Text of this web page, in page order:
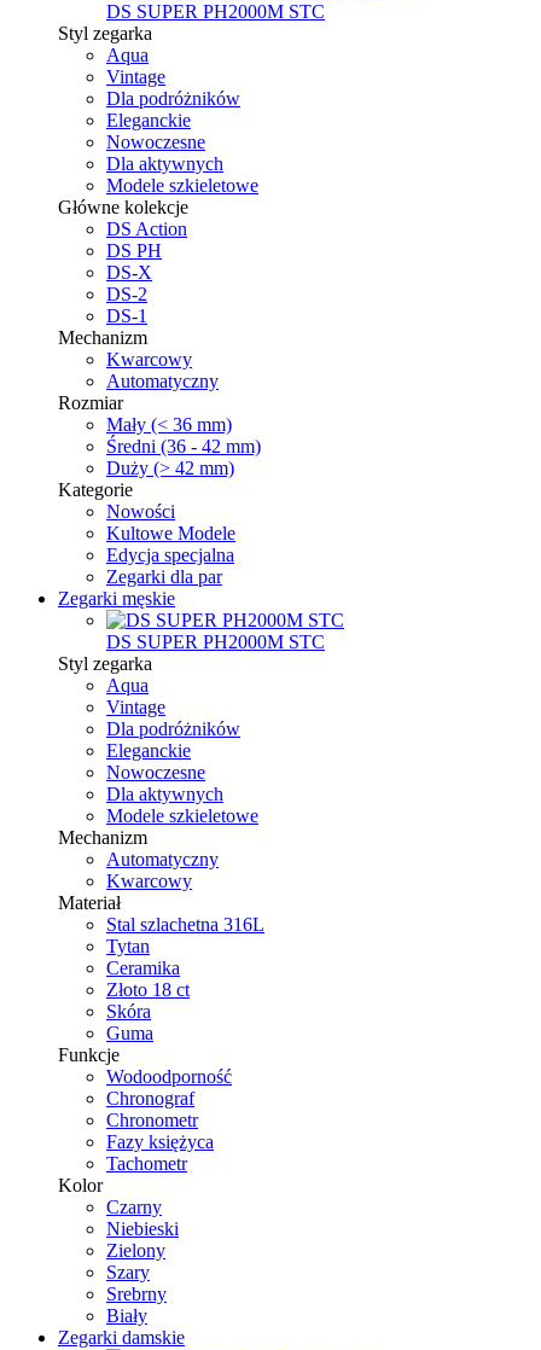
DS SUPER PH2000M STC
Styl zegarka
Aqua
Vintage
Dla podróżników
Eleganckie
Nowoczesne
Dla aktywnych
Modele szkieletowe
Główne kolekcje
DS Action
DS PH
DS-X
DS-2
DS-1
Mechanizm
Kwarcowy
Automatyczny
Rozmiar
Mały (< 36 mm)
Średni (36 - 42 mm)
Duży (> 42 mm)
Kategorie
Nowości
Kultowe Modele
Edycja specjalna
Zegarki dla par
Zegarki męskie
DS SUPER PH2000M STC
Styl zegarka
Aqua
Vintage
Dla podróżników
Eleganckie
Nowoczesne
Dla aktywnych
Modele szkieletowe
Mechanizm
Automatyczny
Kwarcowy
Materiał
Stal szlachetna 316L
Tytan
Ceramika
Złoto 18 ct
Skóra
Guma
Funkcje
Wodoodporność
Chronograf
Chronometr
Fazy księżyca
Tachometr
Kolor
Czarny
Niebieski
Zielony
Szary
Srebrny
Biały
Zegarki damskie